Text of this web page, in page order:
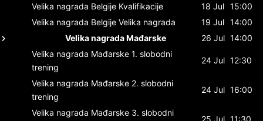
Velika nagrada Belgije Kvalifikacije 18 Jul 15:00
Velika nagrada Belgije Velika nagrada 19 Jul 14:00
Velika nagrada Mađarske
26 Jul 14:00
Velika nagrada Mađarske 1. slobodni
trening
24 Jul 12:30
Velika nagrada Mađarske 2. slobodni
trening
24 Jul 16:00
Velika nagrada Mađarske 3. slobodni
25 Jul 11:30